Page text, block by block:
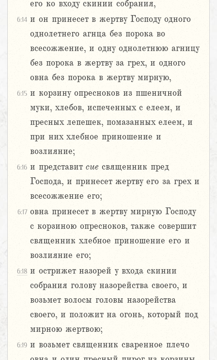
его ко входу скинии собрания,
6:14 и он принесет в жертву Господу одного
однолетнего агнца без порока во
всесожжение, и одну однолетнюю агницу
без порока в жертву за грех, и одного
овна без порока в жертву мирную,
6:15 и корзину опресноков из пшеничной
муки, хлебов, испеченных с елеем, и
пресных лепешек, помазанных елеем, и
при них хлебное приношение и
возлияние;
6:16 и представит сие священник пред
Господа, и принесет жертву его за грех и
всесожжение его;
6:17 овна принесет в жертву мирную Господу
с корзиною опресноков, также совершит
священник хлебное приношение его и
возлияние его;
6:18 и острижет назорей у входа скинии
собрания голову назорейства своего, и
возьмет волосы головы назорейства
своего, и положит на огонь, который под
мирною жертвою;
6:19 и возьмет священник сваренное плечо